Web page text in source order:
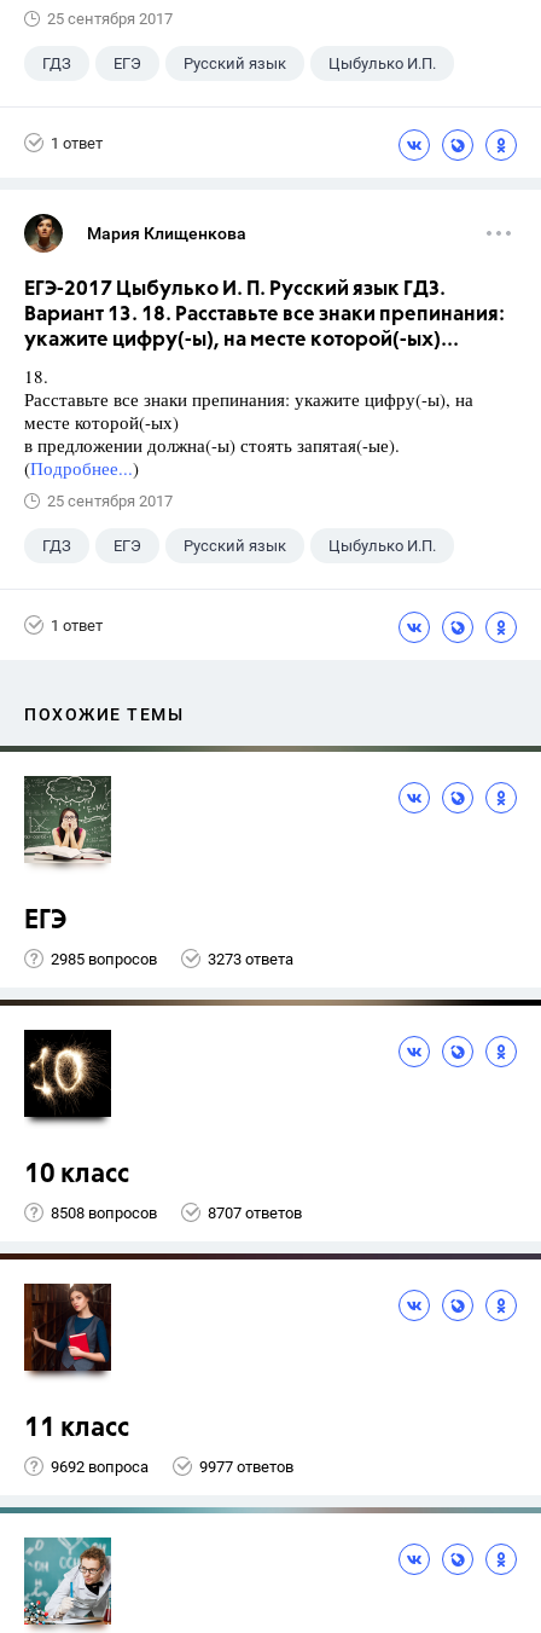
25 сентября 2017
ГДЗ ЕГЭ Русский язык Цыбулько И.П.
1 ответ
Мария Клищенкова
ЕГЭ-2017 Цыбулько И. П. Русский язык ГДЗ.
Вариант 13. 18. Расставьте все знаки препинания:
укажите цифру(-ы), на месте которой(-ых)...
18.
Расставьте все знаки препинания: укажите цифру(-ы), на
месте которой(-ых)
в предложении должна(-ы) стоять запятая(-ые).
(Подробнее...)
25 сентября 2017
ГДЗ ЕГЭ Русский язык Цыбулько И.П.
1 ответ
ПОХОЖИЕ ТЕМЫ
ЕГЭ
2985 вопросов 3273 ответа
10 класс
8508 вопросов 8707 ответов
11 класс
9692 вопроса 9977 ответов